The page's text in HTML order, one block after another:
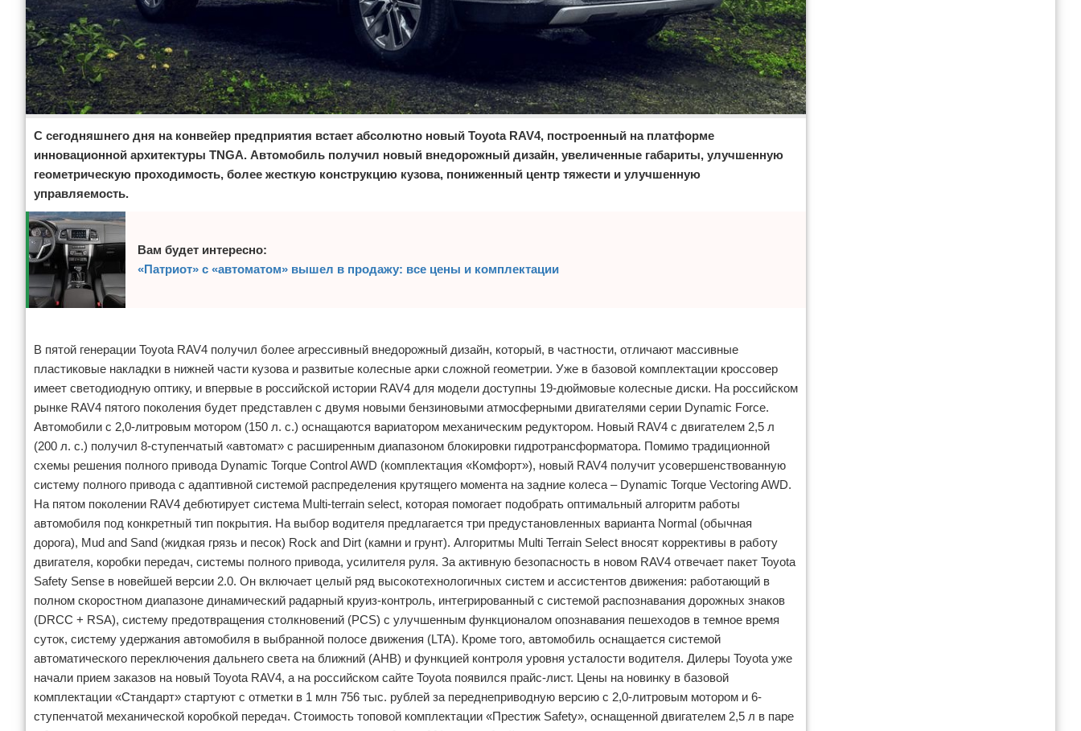
С сегодняшнего дня на конвейер предприятия встает абсолютно новый Toyota RAV4, построенный на платформе
инновационной архитектуры TNGA. Автомобиль получил новый внедорожный дизайн, увеличенные габариты, улучшенную
геометрическую проходимость, более жесткую конструкцию кузова, пониженный центр тяжести и улучшенную
управляемость.
Вам будет интересно:
«Патриот» с «автоматом» вышел в продажу: все цены и комплектации
В пятой генерации Toyota RAV4 получил более агрессивный внедорожный дизайн, который, в частности, отличают массивные
пластиковые накладки в нижней части кузова и развитые колесные арки сложной геометрии. Уже в базовой комплектации кроссовер
имеет светодиодную оптику, и впервые в российской истории RAV4 для модели доступны 19-дюймовые колесные диски. На российском
рынке RAV4 пятого поколения будет представлен с двумя новыми бензиновыми атмосферными двигателями серии Dynamic Force.
Автомобили с 2,0-литровым мотором (150 л. с.) оснащаются вариатором механическим редуктором. Новый RAV4 с двигателем 2,5 л
(200 л. с.) получил 8-ступенчатый «автомат» с расширенным диапазоном блокировки гидротрансформатора. Помимо традиционной
схемы решения полного привода Dynamic Torque Control AWD (комплектация «Комфорт»), новый RAV4 получит усовершенствованную
систему полного привода с адаптивной системой распределения крутящего момента на задние колеса – Dynamic Torque Vectoring AWD.
На пятом поколении RAV4 дебютирует система Multi-terrain select, которая помогает подобрать оптимальный алгоритм работы
автомобиля под конкретный тип покрытия. На выбор водителя предлагается три предустановленных варианта Normal (обычная
дорога), Mud and Sand (жидкая грязь и песок) Rock and Dirt (камни и грунт). Алгоритмы Multi Terrain Select вносят коррективы в работу
двигателя, коробки передач, системы полного привода, усилителя руля. За активную безопасность в новом RAV4 отвечает пакет Toyota
Safety Sense в новейшей версии 2.0. Он включает целый ряд высокотехнологичных систем и ассистентов движения: работающий в
полном скоростном диапазоне динамический радарный круиз-контроль, интегрированный с системой распознавания дорожных знаков
(DRCC + RSA), систему предотвращения столкновений (PCS) с улучшенным функционалом опознавания пешеходов в темное время
суток, систему удержания автомобиля в выбранной полосе движения (LTA). Кроме того, автомобиль оснащается системой
автоматического переключения дальнего света на ближний (AHB) и функцией контроля уровня усталости водителя. Дилеры Toyota уже
начали прием заказов на новый Toyota RAV4, а на российском сайте Toyota появился прайс-лист. Цены на новинку в базовой
комплектации «Стандарт» стартуют с отметки в 1 млн 756 тыс. рублей за переднеприводную версию с 2,0-литровым мотором и 6-
ступенчатой механической коробкой передач. Стоимость топовой комплектации «Престиж Safety», оснащенной двигателем 2,5 л в паре